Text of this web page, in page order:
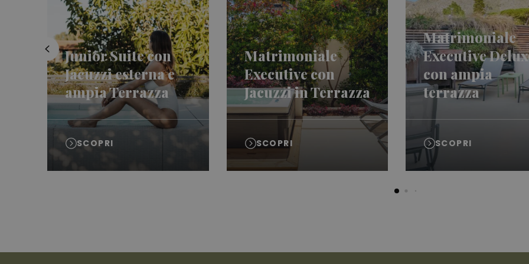
Junior Suite con
Jacuzzi esterna e
ampia Terrazza
SCOPRI
Matrimoniale
Executive con
Jacuzzi in Terrazza
SCOPRI
Matrimoniale
Executive
con ampia
terrazza
SCOPRI